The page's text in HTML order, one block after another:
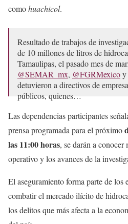
comohuachicol.
Resultado de trabajos de
de 10 millones de litros de
Tamaulipas, el pasado mes de
@SEMAR_mx, @FGRMexicoy
detuvieron a directivos de
públicos, quienes…
— Omar H Garcia Harfuch
Las dependencias participantes
prensa programada para el próximo
las 11:00 horas, se darán a conocer
operativo y los avances de la
El aseguramiento forma parte de los
combatir el mercado ilícito de
los delitos que más afecta a la